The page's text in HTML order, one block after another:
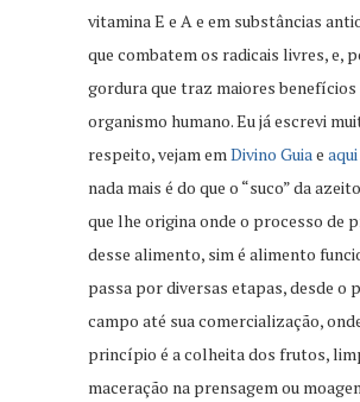
vitamina E e A e em substâncias
que combatem os radicais livres, e,
gordura que traz maiores benefícios
organismo humano. Eu já escrevi
respeito, vejam em Divino Guia e aqui
nada mais é do que o “suco” da
que lhe origina onde o processo de
desse alimento, sim é alimento
passa por diversas etapas, desde o
campo até sua comercialização,
princípio é a colheita dos frutos,
maceração na prensagem ou